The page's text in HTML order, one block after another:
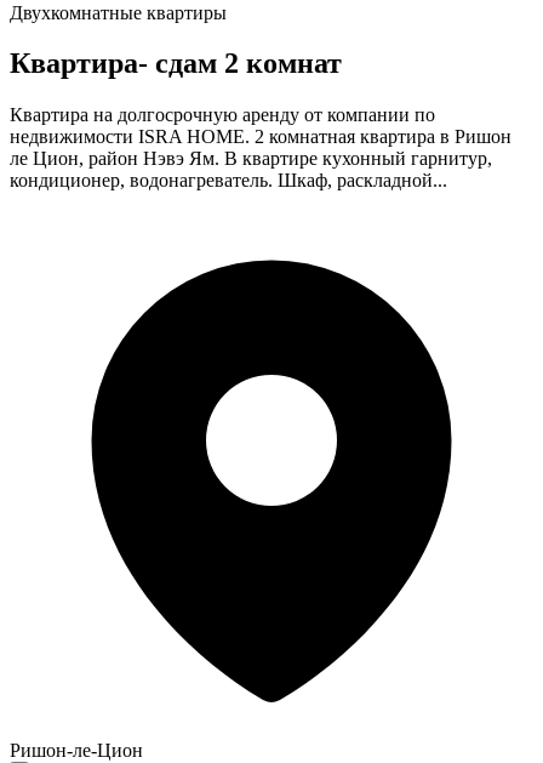
Двухкомнатные квартиры
Квартира- cдам 2 комнат
Квартира на долгосрочную аренду от компании по
недвижимости ISRA HOME. 2 комнатная квартира в Ришон
ле Цион, район Нэвэ Ям. В квартире кухонный гарнитур,
кондиционер, водонагреватель. Шкаф, раскладной...
Ришон-ле-Цион